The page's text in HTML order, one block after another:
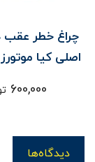
چراغ خطر
600,000
دیدگاه‌ها